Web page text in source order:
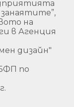
на
в Агенция
дизайн"
по